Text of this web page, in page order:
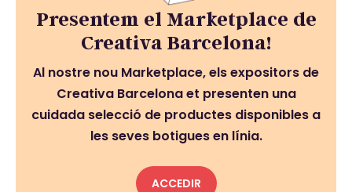
Presentem el Marketplace de
Creativa Barcelona!
Al nostre nou Marketplace, els expositors de
Creativa Barcelona et presenten una
cuidada selecció de productes disponibles a
les seves botigues en línia.
ACCEDIR